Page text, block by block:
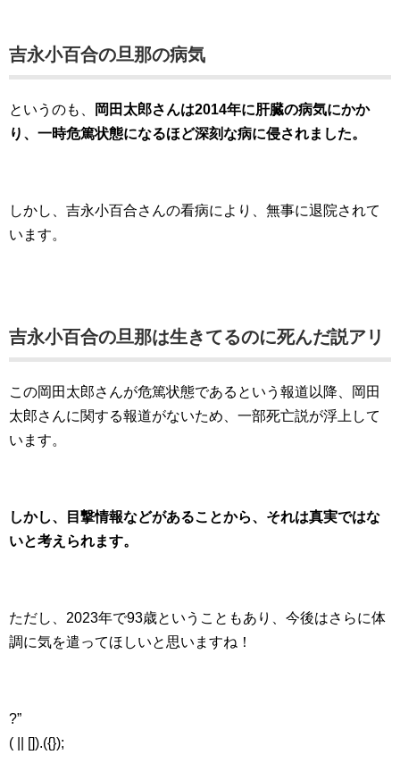
吉永小百合の旦那の病気
というのも、
岡田太郎さんは2014年に肝臓の病気にかか
り、一時危篤状態になるほど深刻な病に侵されました。
しかし、吉永小百合さんの看病により、無事に退院されて
います。
吉永小百合の旦那は生きてるのに死んだ説アリ
この岡田太郎さんが危篤状態であるという報道以降、岡田
太郎さんに関する報道がないため、一部死亡説が浮上して
います。
しかし、目撃情報などがあることから、それは真実ではな
いと考えられます。
ただし、2023年で93歳ということもあり、今後はさらに体
調に気を遣ってほしいと思いますね！
?”
( || []).({});